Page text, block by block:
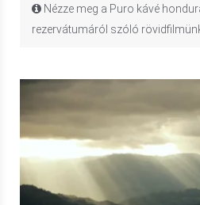
Nézze meg a Puro kávé
rezervátumáról szóló